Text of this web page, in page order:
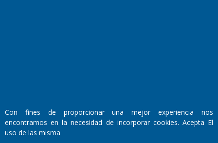
Walter René Goñi
Con fines de proporcionar una mejor experiencia nos
encontramos en la necesidad de incorporar cookies. Acepta El
uso de las misma